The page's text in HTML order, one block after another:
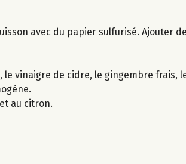
avec du papier sulfurisé. Ajouter de
le vinaigre de cidre, le gingembre frais,
au citron.